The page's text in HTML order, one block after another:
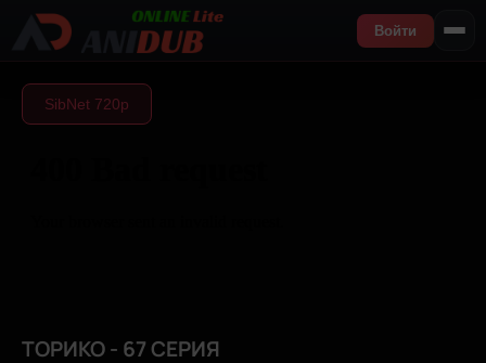
Войти
SibNet 720р
ТОРИКО - 67 СЕРИЯ